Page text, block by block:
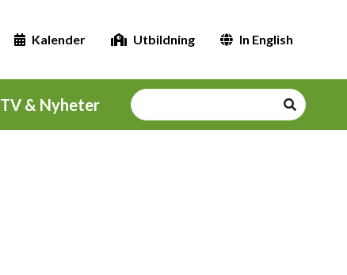
Kalender Utbildning In English
TV & Nyheter